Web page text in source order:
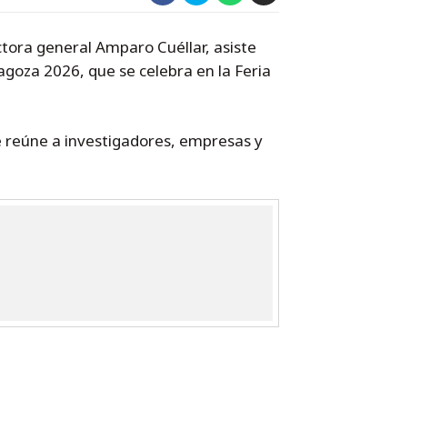
general Amparo Cuéllar, asiste
2026, que se celebra en la Feria
a investigadores, empresas y